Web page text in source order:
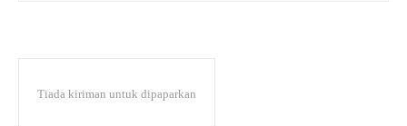
Tiada kiriman untuk dipaparkan